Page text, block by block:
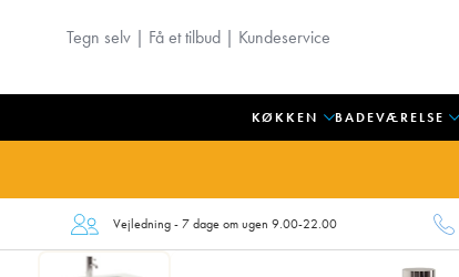
Tegn selv | Få et tilbud | Kundeservice
KØKKEN BADEVÆRELSE
Vejledning - 7 dage om ugen 9.00-22.00